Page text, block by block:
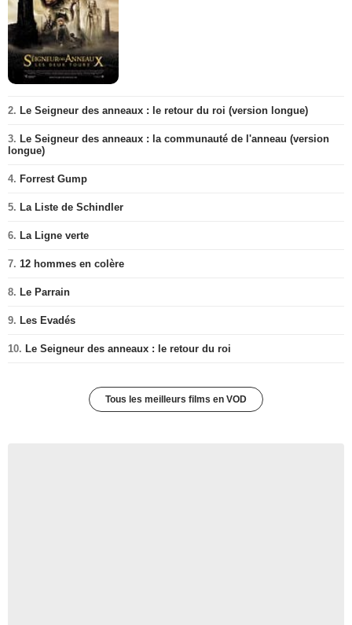
2. Le Seigneur des anneaux : le retour du roi (version longue)
3. Le Seigneur des anneaux : la communauté de l'anneau (version
longue)
4. Forrest Gump
5. La Liste de Schindler
6. La Ligne verte
7. 12 hommes en colère
8. Le Parrain
9. Les Evadés
10. Le Seigneur des anneaux : le retour du roi
Tous les meilleurs films en VOD